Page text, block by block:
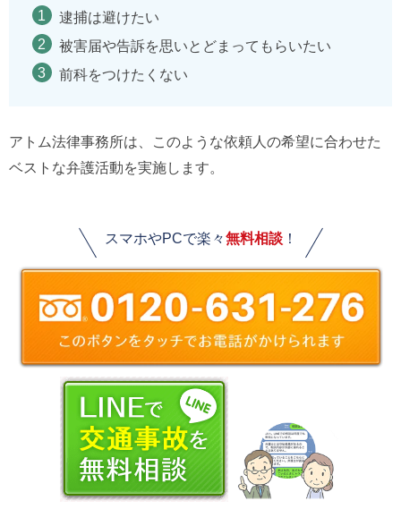
逮捕は避けたい
被害届や告訴を思いとどまってもらいたい
前科をつけたくない
アトム法律事務所は、このような依頼人の希望に合わせた
ベストな弁護活動を実施します。
スマホやPCで楽々無料相談！